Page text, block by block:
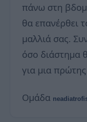
πάνω στη
θα επανέρθει
μαλλιά σας.
όσο διάστημα
για μια
Ομάδα